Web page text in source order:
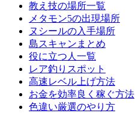
教え技の場所一覧
メタモン5の出現場所
ヌシールの入手場所
島スキャンまとめ
役に立つ人一覧
レア釣りスポット
高速レベル上げ方法
お金を効率良く稼ぐ方法
色違い厳選のやり方